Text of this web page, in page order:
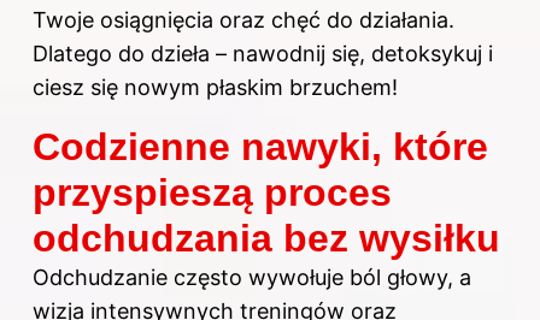
Twoje osiągnięcia oraz chęć do działania.
Dlatego do dzieła – nawodnij się, detoksykuj i
ciesz się nowym płaskim brzuchem!
Codzienne nawyki, które
przyspieszą proces
odchudzania bez wysiłku
Odchudzanie często wywołuje ból głowy, a
wizja intensywnych treningów oraz